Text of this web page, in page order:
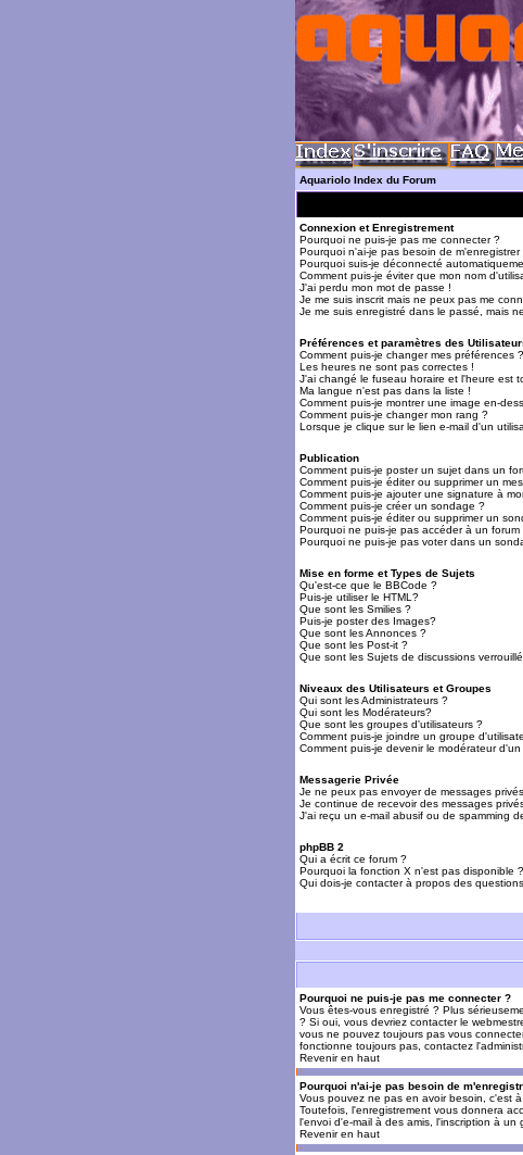
Aquariolo Index du Forum
Connexion et Enregistrement
Pourquoi ne puis-je pas me connecter ?
Pourquoi n'ai-je pas besoin de m'enregistrer
Pourquoi suis-je déconnecté
Comment puis-je éviter que mon nom
J'ai perdu mon mot de passe !
Je me suis inscrit mais ne peux pas me
Je me suis enregistré dans le passé, mais
Préférences et paramètres des
Comment puis-je changer mes préférences ?
Les heures ne sont pas correctes !
J'ai changé le fuseau horaire et l'heure est
Ma langue n'est pas dans la liste !
Comment puis-je montrer une image en-
Comment puis-je changer mon rang ?
Lorsque je clique sur le lien e-mail d'un
Publication
Comment puis-je poster un sujet dans un
Comment puis-je éditer ou supprimer un
Comment puis-je ajouter une signature à
Comment puis-je créer un sondage ?
Comment puis-je éditer ou supprimer un
Pourquoi ne puis-je pas accéder à un forum
Pourquoi ne puis-je pas voter dans un
Mise en forme et Types de Sujets
Qu'est-ce que le BBCode ?
Puis-je utiliser le HTML?
Que sont les Smilies ?
Puis-je poster des Images?
Que sont les Annonces ?
Que sont les Post-it ?
Que sont les Sujets de discussions
Niveaux des Utilisateurs et Groupes
Qui sont les Administrateurs ?
Qui sont les Modérateurs?
Que sont les groupes d'utilisateurs ?
Comment puis-je joindre un groupe
Comment puis-je devenir le modérateur
Messagerie Privée
Je ne peux pas envoyer de messages
Je continue de recevoir des messages
J'ai reçu un e-mail abusif ou de spamming
phpBB 2
Qui a écrit ce forum ?
Pourquoi la fonction X n'est pas disponible ?
Qui dois-je contacter à propos des
Pourquoi ne puis-je pas me connecter ?
Vous êtes-vous enregistré ? Plus
? Si oui, vous devriez contacter le
vous ne pouvez toujours pas vous
fonctionne toujours pas, contactez
Revenir en haut
Pourquoi n'ai-je pas besoin de
Vous pouvez ne pas en avoir besoin, c'est
Toutefois, l'enregistrement vous donnera
l'envoi d'e-mail à des amis, l'inscription à
Revenir en haut